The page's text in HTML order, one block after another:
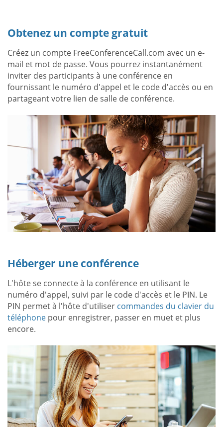
Obtenez un compte gratuit
Créez un compte FreeConferenceCall.com avec un e-
mail et mot de passe. Vous pourrez instantanément
inviter des participants à une conférence en
fournissant le numéro d'appel et le code d'accès ou en
partageant votre lien de salle de conférence.
Héberger une conférence
L'hôte se connecte à la conférence en utilisant le
numéro d'appel, suivi par le code d'accès et le PIN. Le
PIN permet à l'hôte d'utiliser commandes du clavier du
téléphone pour enregistrer, passer en muet et plus
encore.